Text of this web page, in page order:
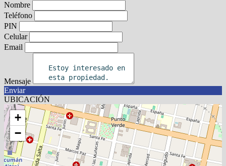
Nombre
Teléfono
PIN
Celular
Email
Mensaje
Enviar
UBICACIÓN
+
−